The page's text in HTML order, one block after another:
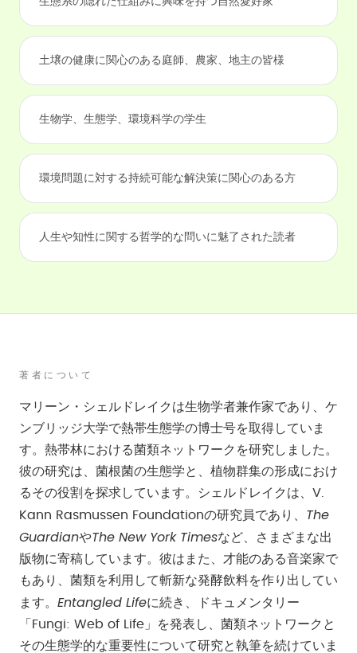
土壌の健康に関心のある庭師、農家、地主の皆様
生物学、生態学、環境科学の学生
環境問題に対する持続可能な解決策に関心のある方
人生や知性に関する哲学的な問いに魅了された読者
著者について
マリーン・シェルドレイクは生物学者兼作家であり、ケ
ンブリッジ大学で熱帯生態学の博士号を取得していま
す。熱帯林における菌類ネットワークを研究しました。
彼の研究は、菌根菌の生態学と、植物群集の形成におけ
るその役割を探求しています。シェルドレイクは、V.
Kann Rasmussen Foundationの研究員であり、 The
GuardianやThe New York Timesなど、さまざまな出
版物に寄稿しています。彼はまた、才能のある音楽家で
もあり、菌類を利用して斬新な発酵飲料を作り出してい
ます。 Entangled Lifeに続き、ドキュメンタリー
「Fungi: Web of Life」を発表し、菌類ネットワークと
その生態学的な重要性について研究と執筆を続けていま